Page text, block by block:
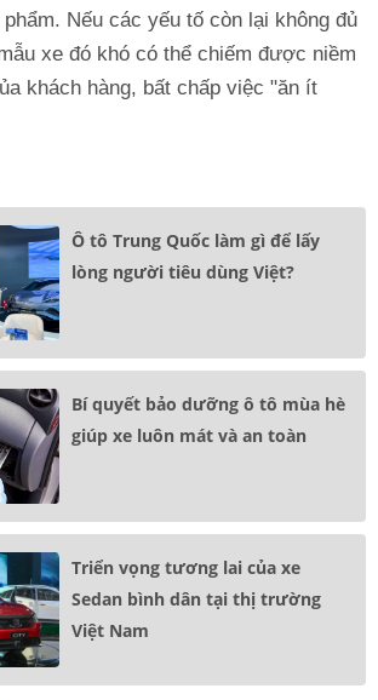
Nếu các yếu tố còn lại không đủ
xe đó khó có thể chiếm được niềm
khách hàng, bất chấp việc "ăn ít
Ô tô Trung Quốc làm gì để lấy
lòng người tiêu dùng Việt?
Bí quyết bảo dưỡng ô tô mùa hè
giúp xe luôn mát và an toàn
Triển vọng tương lai của xe
Sedan bình dân tại thị trường
Việt Nam